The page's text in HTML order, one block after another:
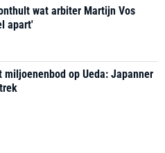
wat arbiter Martijn Vos
apart'
miljoenenbod op Ueda: Japanner